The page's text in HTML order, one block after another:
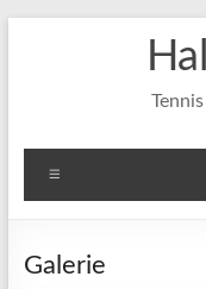
Galerie